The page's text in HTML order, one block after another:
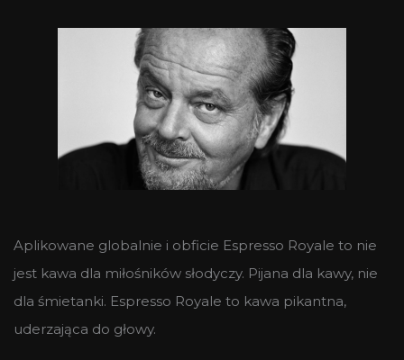
Aplikowane globalnie i obficie Espresso Royale to nie
jest kawa dla miłośników słodyczy. Pijana dla kawy, nie
dla śmietanki. Espresso Royale to kawa pikantna,
uderzająca do głowy.